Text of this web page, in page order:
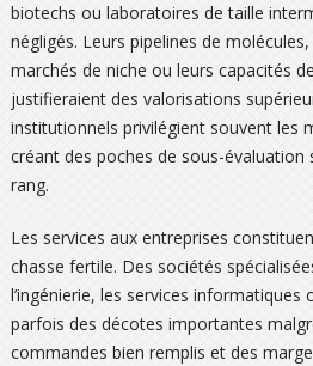
biotechs ou laboratoires de taille
négligés. Leurs pipelines de
marchés de niche ou leurs capacités
justifieraient des valorisations
institutionnels privilégient souvent les
créant des poches de sous-évaluation
rang.
Les services aux entreprises
chasse fertile. Des sociétés
l’ingénierie, les services
parfois des décotes importantes
commandes bien remplis et des